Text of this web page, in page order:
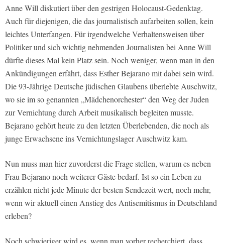
Anne Will diskutiert über den gestrigen Holocaust-Gedenktag.
Auch für diejenigen, die das journalistisch aufarbeiten sollen, kein
leichtes Unterfangen. Für irgendwelche Verhaltensweisen über
Politiker und sich wichtig nehmenden Journalisten bei Anne Will
dürfte dieses Mal kein Platz sein. Noch weniger, wenn man in den
Ankündigungen erfährt, dass Esther Bejarano mit dabei sein wird.
Die 93-Jährige Deutsche jüdischen Glaubens überlebte Auschwitz,
wo sie im so genannten „Mädchenorchester“ den Weg der Juden
zur Vernichtung durch Arbeit musikalisch begleiten musste.
Bejarano gehört heute zu den letzten Überlebenden, die noch als
junge Erwachsene ins Vernichtungslager Auschwitz kam.
Nun muss man hier zuvorderst die Frage stellen, warum es neben
Frau Bejarano noch weiterer Gäste bedarf. Ist so ein Leben zu
erzählen nicht jede Minute der besten Sendezeit wert, noch mehr,
wenn wir aktuell einen Anstieg des Antisemitismus in Deutschland
erleben?